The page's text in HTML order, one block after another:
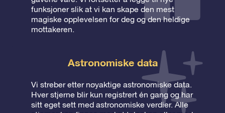
funksjoner slik at vi kan skape den mest
magiske opplevelsen for deg og den heldige
mottakeren.
Astronomiske data
Vi streber etter nøyaktige astronomiske data.
Hver stjerne blir kun registrert én gang og har
sitt eget sett med astronomiske verdier. Alle